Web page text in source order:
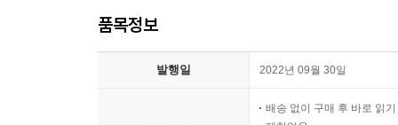
품목정보
발행일 2022년 09월 30일
배송 없이 구매 후 바로 읽기